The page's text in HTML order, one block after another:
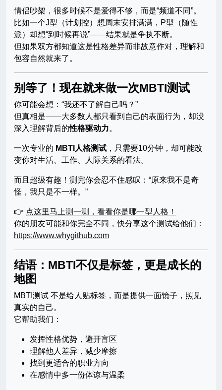
情侣吵架，很多时候不是爱得不够，而是“频道不同”。
比如一个J型（计划控）想周末安排满满，P型（随性
派）却想“到时候再说”——结果就是争执不断。
但如果双方都知道这是性格差异而非故意作对，理解和
包容自然就来了。
别等了！现在就来做一次MBTI测试
你可能会想：“我还不了解自己吗？”
但真相是——大多数人都只看到自己的表面行为，却没
深入理解背后的性格驱动力。
一次专业的 MBTI人格测试 ，只需要10分钟，却可能改
变你对生活、工作、人际关系的看法。
而且超级有趣！测完你会忍不住感叹：“原来我不是奇
怪，我只是不一样。”
👉 点这里马上测一测，看看你是哪一型人格！
你的朋友可能和你完全不同，快分享这个测试给他们：
https://www.whygithub.com
结语：MBTI不仅是标签，更是成长的
地图
MBTI测试 不是给人贴标签，而是提供一面镜子，照见
真实的自己。
它帮助我们：
发挥性格优势，避开盲区
理解他人差异，减少摩擦
找到更适合的职业方向
在感情中多一份体谅与温柔